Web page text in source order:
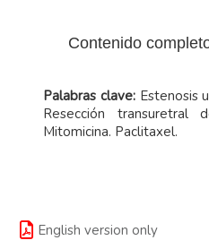
Contenido
Palabras clave: Estenosis
Resección transuretral
Mitomicina. Paclitaxel.
English version only